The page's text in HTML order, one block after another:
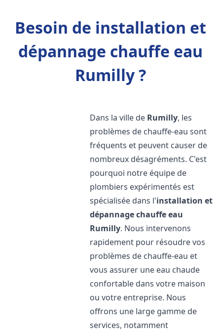
Besoin de installation et
dépannage chauffe eau
Rumilly ?
Dans la ville de Rumilly, les
problèmes de chauffe-eau sont
fréquents et peuvent causer de
nombreux désagréments. C'est
pourquoi notre équipe de
plombiers expérimentés est
spécialisée dans l'installation et
dépannage chauffe eau
Rumilly. Nous intervenons
rapidement pour résoudre vos
problèmes de chauffe-eau et
vous assurer une eau chaude
confortable dans votre maison
ou votre entreprise. Nous
offrons une large gamme de
services, notamment